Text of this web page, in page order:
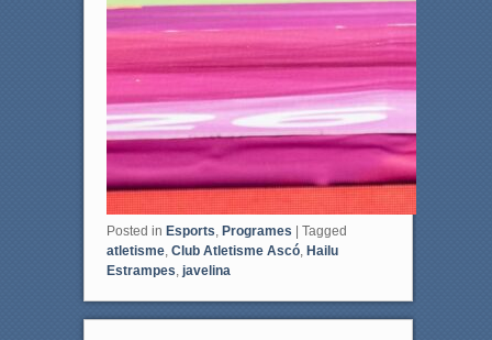
Posted in Esports, Programes
Tagged
atletisme, Club Atletisme Ascó, Hailu
Estrampes, javelina